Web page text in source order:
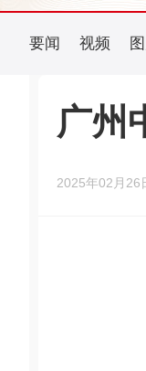
要闻 视频
广州
2025年02月26